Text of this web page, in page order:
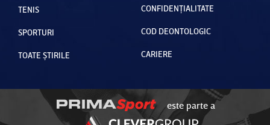
TENIS
SPORTURI
TOATE ȘTIRILE
CONFIDENȚIALITATE
COD DEONTOLOGIC
CARIERE
este parte a